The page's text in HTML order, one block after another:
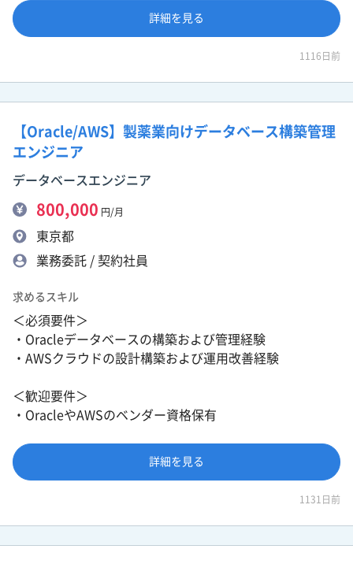
詳細を見る
1116日前
【Oracle/AWS】製薬業向けデータベース構築管理
エンジニア
データベースエンジニア
800,000 円/月
東京都
業務委託 / 契約社員
求めるスキル
＜必須要件＞
・Oracleデータベースの構築および管理経験
・AWSクラウドの設計構築および運用改善経験
＜歓迎要件＞
・OracleやAWSのベンダー資格保有
詳細を見る
1131日前